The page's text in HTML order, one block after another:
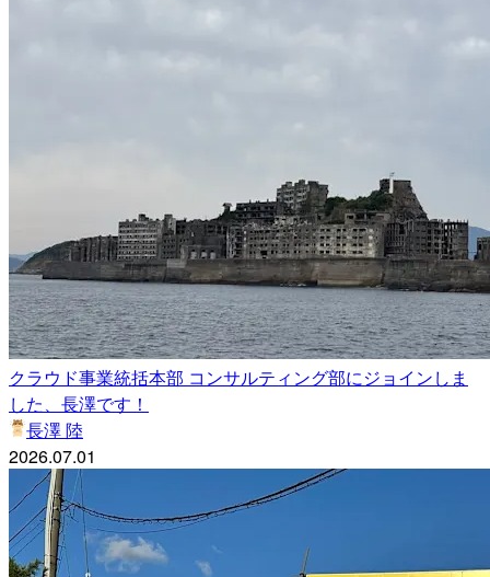
クラウド事業統括本部 コンサルティング部にジョインしま
した、長澤です！
長澤 陸
2026.07.01